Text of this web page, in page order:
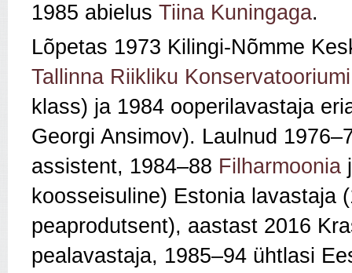
1985 abielus Tiina Kuningaga.
Lõpetas 1973 Kilingi-Nõmme
Tallinna Riikliku Konservatooriumi
klass) ja 1984 ooperilavastaja
Georgi Ansimov). Laulnud
assistent, 1984–88 Filharmoonia
koosseisuline) Estonia lavastaja
peaprodutsent), aastast 2016
pealavastaja, 1985–94 ühtlasi